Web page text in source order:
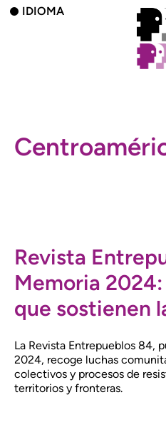
IDIOMA
Revista
Memoria
que sostienen
La Revista Entrepueblos 84,
2024, recoge luchas
colectivos y procesos de
territorios y fronteras.